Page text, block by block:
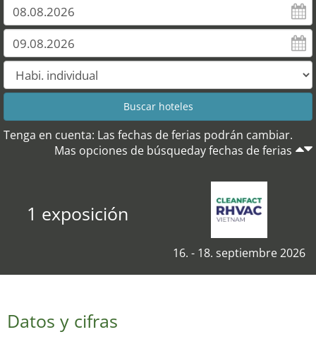
Tenga en cuenta: Las fechas de ferias podrán cambiar.
Mas opciones de búsqueday fechas de ferias
1 exposición
16. - 18. septiembre 2026
Datos y cifras